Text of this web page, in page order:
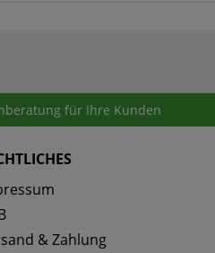
für Ihre Kunden
& Zahlung